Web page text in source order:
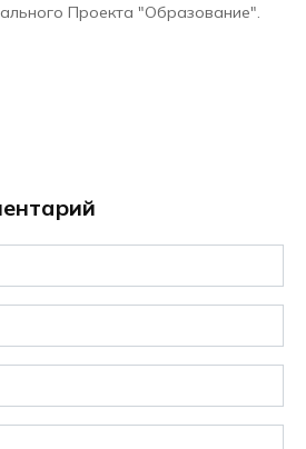
Проекта "Образование".